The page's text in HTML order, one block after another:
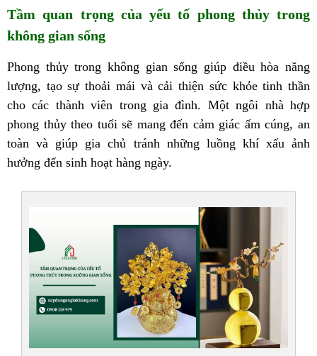
Tầm quan trọng của yếu tố phong thủy trong
không gian sống
Phong thủy trong không gian sống giúp điều hòa năng
lượng, tạo sự thoải mái và cải thiện sức khỏe tinh thần
cho các thành viên trong gia đình. Một ngôi nhà hợp
phong thủy theo tuổi sẽ mang đến cảm giác ấm cúng, an
toàn và giúp gia chủ tránh những luồng khí xấu ảnh
hưởng đến sinh hoạt hàng ngày.